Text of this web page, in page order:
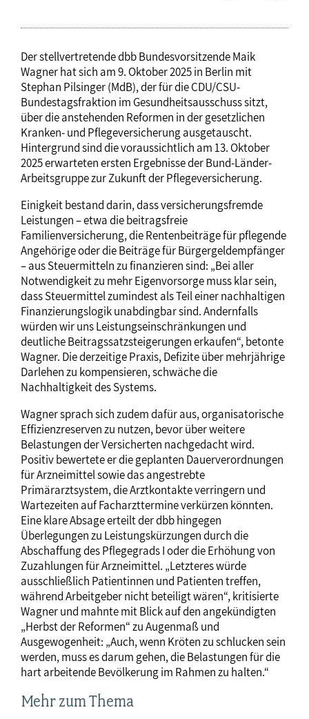
Der stellvertretende dbb Bundesvorsitzende Maik
Wagner hat sich am 9. Oktober 2025 in Berlin mit
Stephan Pilsinger (MdB), der für die CDU/CSU-
Bundestagsfraktion im Gesundheitsausschuss sitzt,
über die anstehenden Reformen in der gesetzlichen
Kranken- und Pflegeversicherung ausgetauscht.
Hintergrund sind die voraussichtlich am 13. Oktober
2025 erwarteten ersten Ergebnisse der Bund-Länder-
Arbeitsgruppe zur Zukunft der Pflegeversicherung.
Einigkeit bestand darin, dass versicherungsfremde
Leistungen – etwa die beitragsfreie
Familienversicherung, die Rentenbeiträge für pflegende
Angehörige oder die Beiträge für Bürgergeldempfänger
– aus Steuermitteln zu finanzieren sind: „Bei aller
Notwendigkeit zu mehr Eigenvorsorge muss klar sein,
dass Steuermittel zumindest als Teil einer nachhaltigen
Finanzierungslogik unabdingbar sind. Andernfalls
würden wir uns Leistungseinschränkungen und
deutliche Beitragssatzsteigerungen erkaufen“, betonte
Wagner. Die derzeitige Praxis, Defizite über mehrjährige
Darlehen zu kompensieren, schwäche die
Nachhaltigkeit des Systems.
Wagner sprach sich zudem dafür aus, organisatorische
Effizienzreserven zu nutzen, bevor über weitere
Belastungen der Versicherten nachgedacht wird.
Positiv bewertete er die geplanten Dauerverordnungen
für Arzneimittel sowie das angestrebte
Primärarztsystem, die Arztkontakte verringern und
Wartezeiten auf Facharzttermine verkürzen könnten.
Eine klare Absage erteilt der dbb hingegen
Überlegungen zu Leistungskürzungen durch die
Abschaffung des Pflegegrads I oder die Erhöhung von
Zuzahlungen für Arzneimittel. „Letzteres würde
ausschließlich Patientinnen und Patienten treffen,
während Arbeitgeber nicht beteiligt wären“, kritisierte
Wagner und mahnte mit Blick auf den angekündigten
„Herbst der Reformen“ zu Augenmaß und
Ausgewogenheit: „Auch, wenn Kröten zu schlucken sein
werden, muss es darum gehen, die Belastungen für die
hart arbeitende Bevölkerung im Rahmen zu halten.“
Mehr zum Thema